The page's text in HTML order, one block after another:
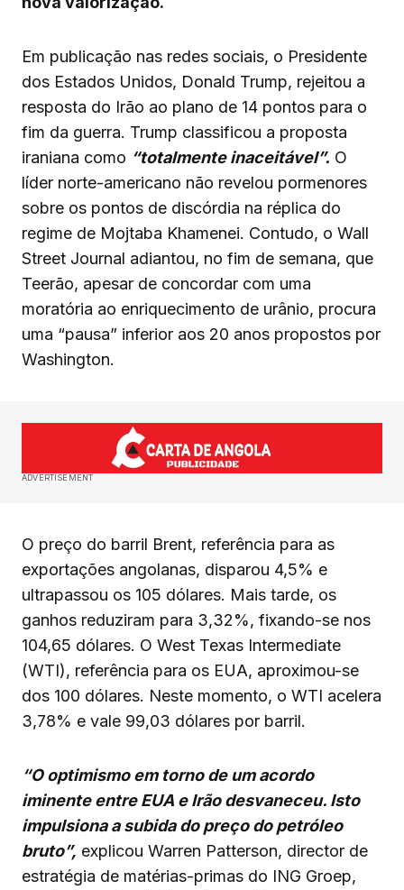
Em publicação nas redes sociais, o Presidente
dos Estados Unidos, Donald Trump, rejeitou a
resposta do Irão ao plano de 14 pontos para o
fim da guerra. Trump classificou a proposta
iraniana como “totalmente inaceitável”. O
líder norte-americano não revelou pormenores
sobre os pontos de discórdia na réplica do
regime de Mojtaba Khamenei. Contudo, o Wall
Street Journal adiantou, no fim de semana, que
Teerão, apesar de concordar com uma
moratória ao enriquecimento de urânio, procura
uma “pausa” inferior aos 20 anos propostos por
Washington.
ADVERTISEMENT
O preço do barril Brent, referência para as
exportações angolanas, disparou 4,5% e
ultrapassou os 105 dólares. Mais tarde, os
ganhos reduziram para 3,32%, fixando-se nos
104,65 dólares. O West Texas Intermediate
(WTI), referência para os EUA, aproximou-se
dos 100 dólares. Neste momento, o WTI acelera
3,78% e vale 99,03 dólares por barril.
“O optimismo em torno de um acordo
iminente entre EUA e Irão desvaneceu. Isto
impulsiona a subida do preço do petróleo
bruto”, explicou Warren Patterson, director de
estratégia de matérias-primas do ING Groep,